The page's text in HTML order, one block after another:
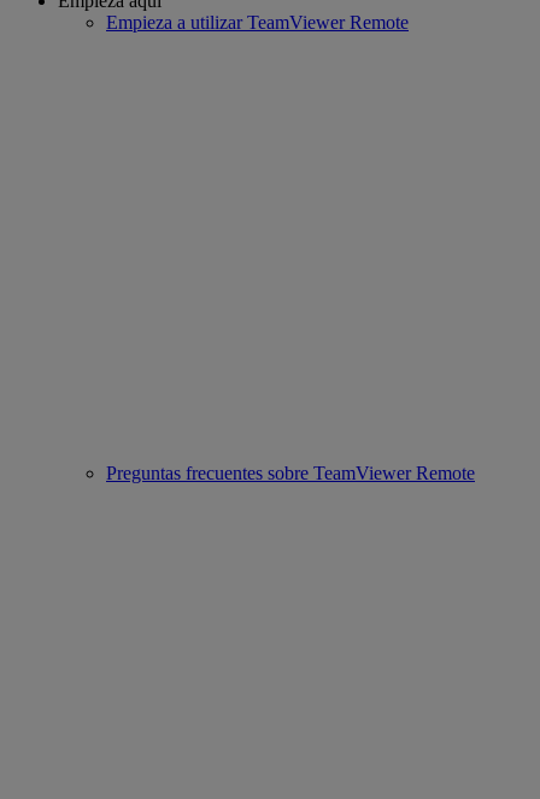
Empieza a utilizar TeamViewer Remote
Preguntas frecuentes sobre TeamViewer Remote